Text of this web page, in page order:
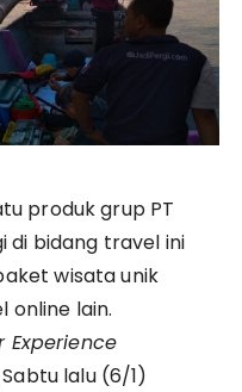
produk grup PT
di bidang travel ini
wisata unik
online lain.
Experience
lalu (6/1)